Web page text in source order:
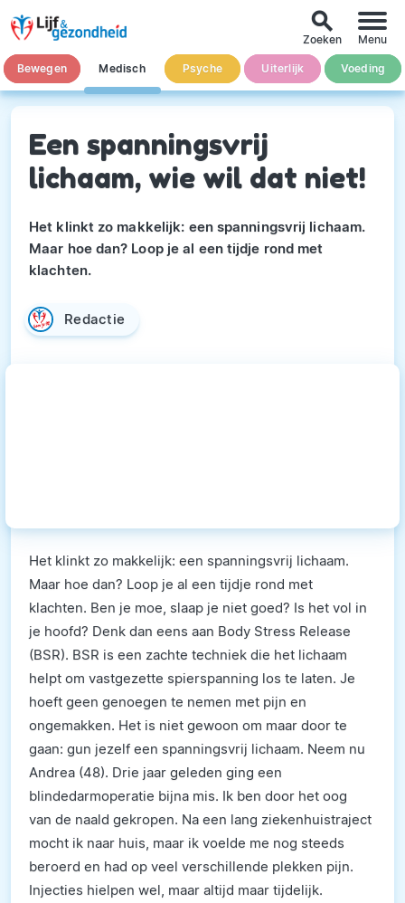
Bewegen Medisch Psyche Uiterlijk Voeding
search
Zoeken Menu
Een spanningsvrij
lichaam, wie wil dat niet!
Het klinkt zo makkelijk: een spanningsvrij lichaam.
Maar hoe dan? Loop je al een tijdje rond met
klachten.
Redactie
Het klinkt zo makkelijk: een spanningsvrij lichaam.
Maar hoe dan? Loop je al een tijdje rond met
klachten. Ben je moe, slaap je niet goed? Is het vol in
je hoofd? Denk dan eens aan Body Stress Release
(BSR). BSR is een zachte techniek die het lichaam
helpt om vastgezette spierspanning los te laten. Je
hoeft geen genoegen te nemen met pijn en
ongemakken. Het is niet gewoon om maar door te
gaan: gun jezelf een spanningsvrij lichaam. Neem nu
Andrea (48). Drie jaar geleden ging een
blindedarmoperatie bijna mis. Ik ben door het oog
van de naald gekropen. Na een lang ziekenhuistraject
mocht ik naar huis, maar ik voelde me nog steeds
beroerd en had op veel verschillende plekken pijn.
Injecties hielpen wel, maar altijd maar tijdelijk.